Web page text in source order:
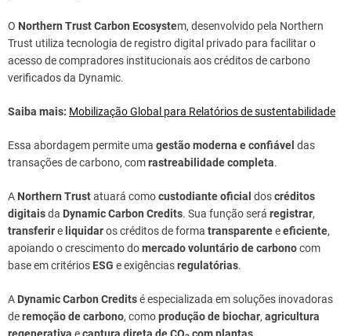
O Northern Trust Carbon Ecosystem, desenvolvido pela Northern
Trust utiliza tecnologia de registro digital privado para facilitar o
acesso de compradores institucionais aos créditos de carbono
verificados da Dynamic.
Saiba mais: Mobilização Global para Relatórios de sustentabilidade
Essa abordagem permite uma gestão moderna e confiável das
transações de carbono, comrastreabilidade completa.
A Northern Trustatuará comocustodiante oficial doscréditos
digitaisda Dynamic Carbon Credits. Sua função será registrar,
transferire liquidaros créditos de forma transparenteeeficiente,
apoiando o crescimento domercado voluntário de carbonocom
base em critérios ESG e exigênciasregulatórias.
A Dynamic Carbon Creditsé especializada em soluções inovadoras
deremoção de carbono, comoprodução de biochar, agricultura